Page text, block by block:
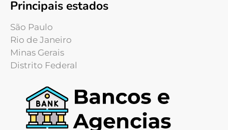
Principais estados
São Paulo
Rio de Janeiro
Minas Gerais
Distrito Federal